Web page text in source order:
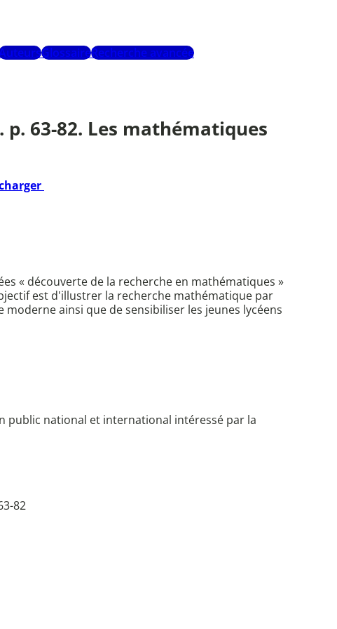
GlossaireRecherche avancée
63-82. Les mathématiques
« découverte de la recherche en mathématiques »
est d'illustrer la recherche mathématique par
ainsi que de sensibiliser les jeunes lycéens
public national et international intéressé par la
82